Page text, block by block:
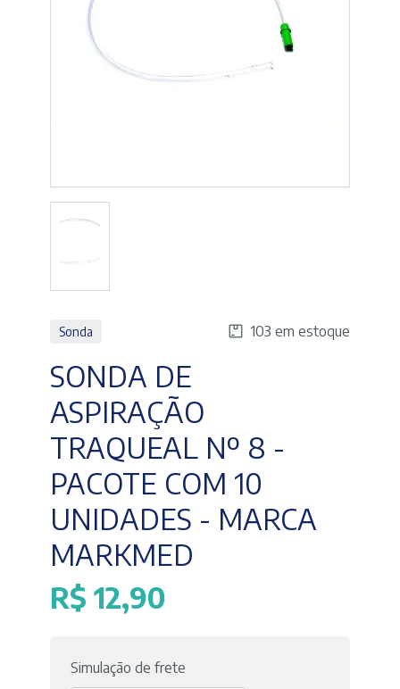
Sonda 103 em estoque
SONDA DE
ASPIRAÇÃO
TRAQUEAL Nº 8 -
PACOTE COM 10
UNIDADES - MARCA
MARKMED
R$ 12,90
Simulação de frete